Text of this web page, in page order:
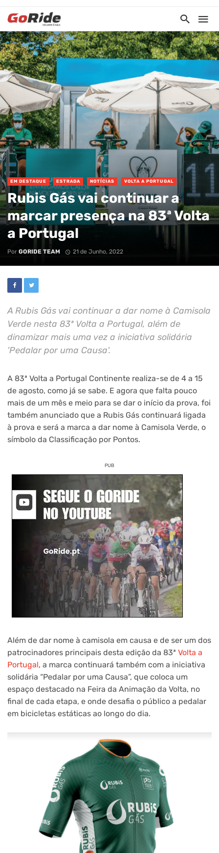
EM DESTAQUE ESTRADA NOTÍCIAS VOLTA A PORTUGAL
Rubis Gás vai continuar a
marcar presença na 83ª Volta
a Portugal
Por GORIDE TEAM 21 de Junho, 2022
A Rubis Gás vai continuar a dar nome à Camisola
Verde nesta 83ª Volta a Portugal, além de
dinamizar mais uma vez a iniciativa solidária
'Pedalar por uma Causa'.
A 83ª Volta a Portugal Continente realiza-se de 4 a 15
de agosto, como já se sabe. E agora que falta pouco
mais de um mês e meio para se dar o início da prova, foi
também anunciado que a Rubis Gás continuará ligada
à prova e será a marca a dar nome à Camisola Verde, o
símbolo da Classificação por Pontos.
PUB
Além de dar nome à camisola em causa e de ser um dos
patrocinadores principais desta edição da 83ª Volta a
Portugal, a marca continuará também com a iniciativa
solidária “Pedalar por uma Causa”, que coloca um
espaço destacado na Feira da Animação da Volta, no
final de cada etapa, e onde desafia o público a pedalar
em bicicletas estáticas ao longo do dia.